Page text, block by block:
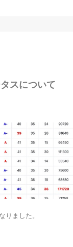
スについて
りました。